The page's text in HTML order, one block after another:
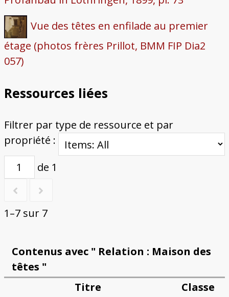
Vue des têtes en enfilade au premier
étage (photos frères Prillot, BMM FIP Dia2
057)
Ressources liées
Filtrer par type de ressource et par
propriété :
de 1
1–7 sur 7
Contenus avec " Relation : Maison des
têtes "
Titre
Classe